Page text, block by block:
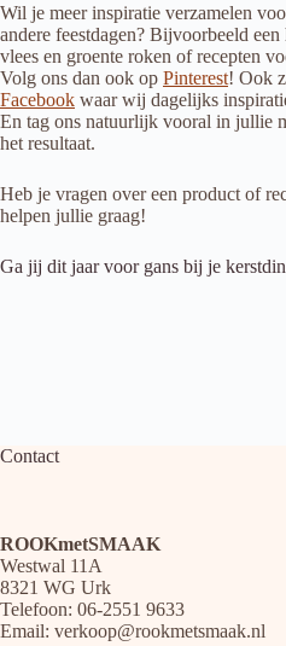
Wil je meer inspiratie verzamelen
andere feestdagen? Bijvoorbeeld
vlees en groente roken of recepten
Volg ons dan ook op Pinterest! Ook
Facebook waar wij dagelijks
En tag ons natuurlijk vooral in jullie
het resultaat.
Heb je vragen over een product of
helpen jullie graag!
Ga jij dit jaar voor gans bij je
Contact
ROOKmetSMAAK
Westwal 11A
8321 WG Urk
Telefoon: 06-2551 9633
Email: verkoop@rookmetsmaak.nl